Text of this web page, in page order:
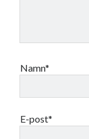
Namn*
E-post*